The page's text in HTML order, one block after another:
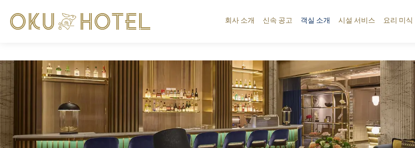
회사 소개 신속 공고 객실 소개 시설 서비스 요리 미식